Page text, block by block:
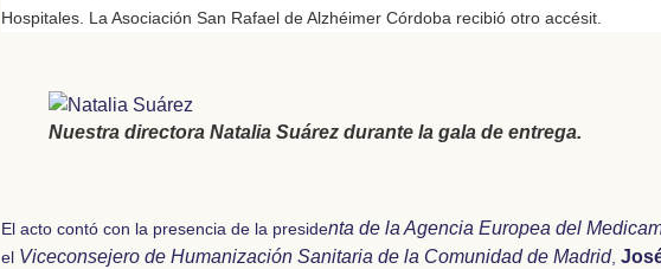
Hospitales. La Asociación San Rafael de Alzhéimer Córdoba recibió otro accésit.
Nuestra directora Natalia Suárez durante la gala de entrega.
El acto contó con la presencia de la presidenta de la Agencia Europea del
el Viceconsejero de Humanización Sanitaria de la Comunidad de Madrid